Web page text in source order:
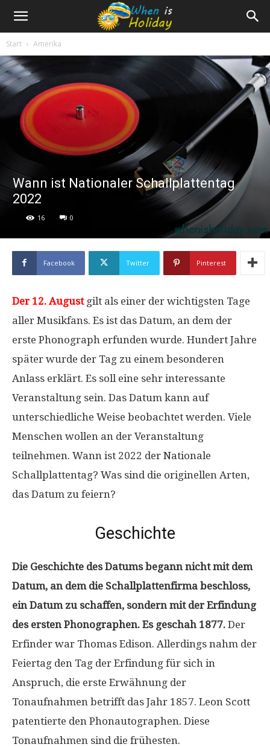
Start Amerika
Wann ist Nationaler Schallplattentag
2022
16 0
Facebook Twitter Pinterest
Der 12. Augustgilt als einer der wichtigsten Tage
aller Musikfans. Es ist das Datum, an dem der
erste Phonograph erfunden wurde. Hundert Jahre
später wurde der Tag zu einem besonderen
Anlass erklärt. Es soll eine sehr interessante
Veranstaltung sein. Das Datum kann auf
unterschiedliche Weise beobachtet werden. Viele
Menschen wollen an der Veranstaltung
teilnehmen. Wann ist 2022 der Nationale
Schallplattentag? Was sind die originellen Arten,
das Datum zu feiern?
Geschichte
Die Geschichte des Datums begann nicht mit dem
Datum, an dem die Schallplattenfirma beschloss,
ein Datum zu schaffen, sondern mit der Erfindung
des ersten Phonographen. Es geschah 1877. Der
Erfinder war Thomas Edison. Allerdings nahm der
Feiertag den Tag der Erfindung für sich in
Anspruch, die erste Erwähnung der
Tonaufnahmen betrifft das Jahr 1857. Leon Scott
patentierte den Phonautographen. Diese
Tonaufnahmen sind die frühesten.